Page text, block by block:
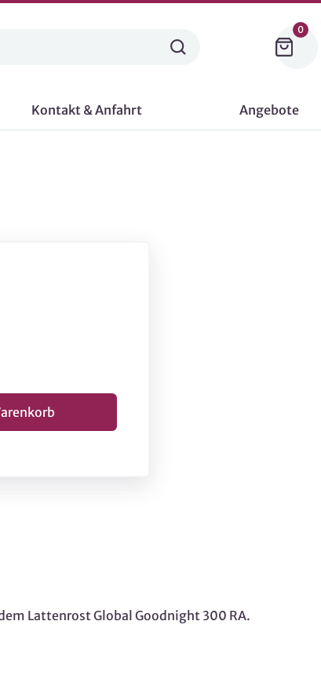
0
Kontakt & Anfahrt Angebote
Lattenrost Global Goodnight 300 RA.